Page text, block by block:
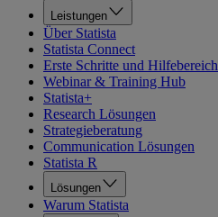
Leistungen
Über Statista
Statista Connect
Erste Schritte und Hilfebereich
Webinar & Training Hub
Statista+
Research Lösungen
Strategieberatung
Communication Lösungen
Statista R
Lösungen
Warum Statista